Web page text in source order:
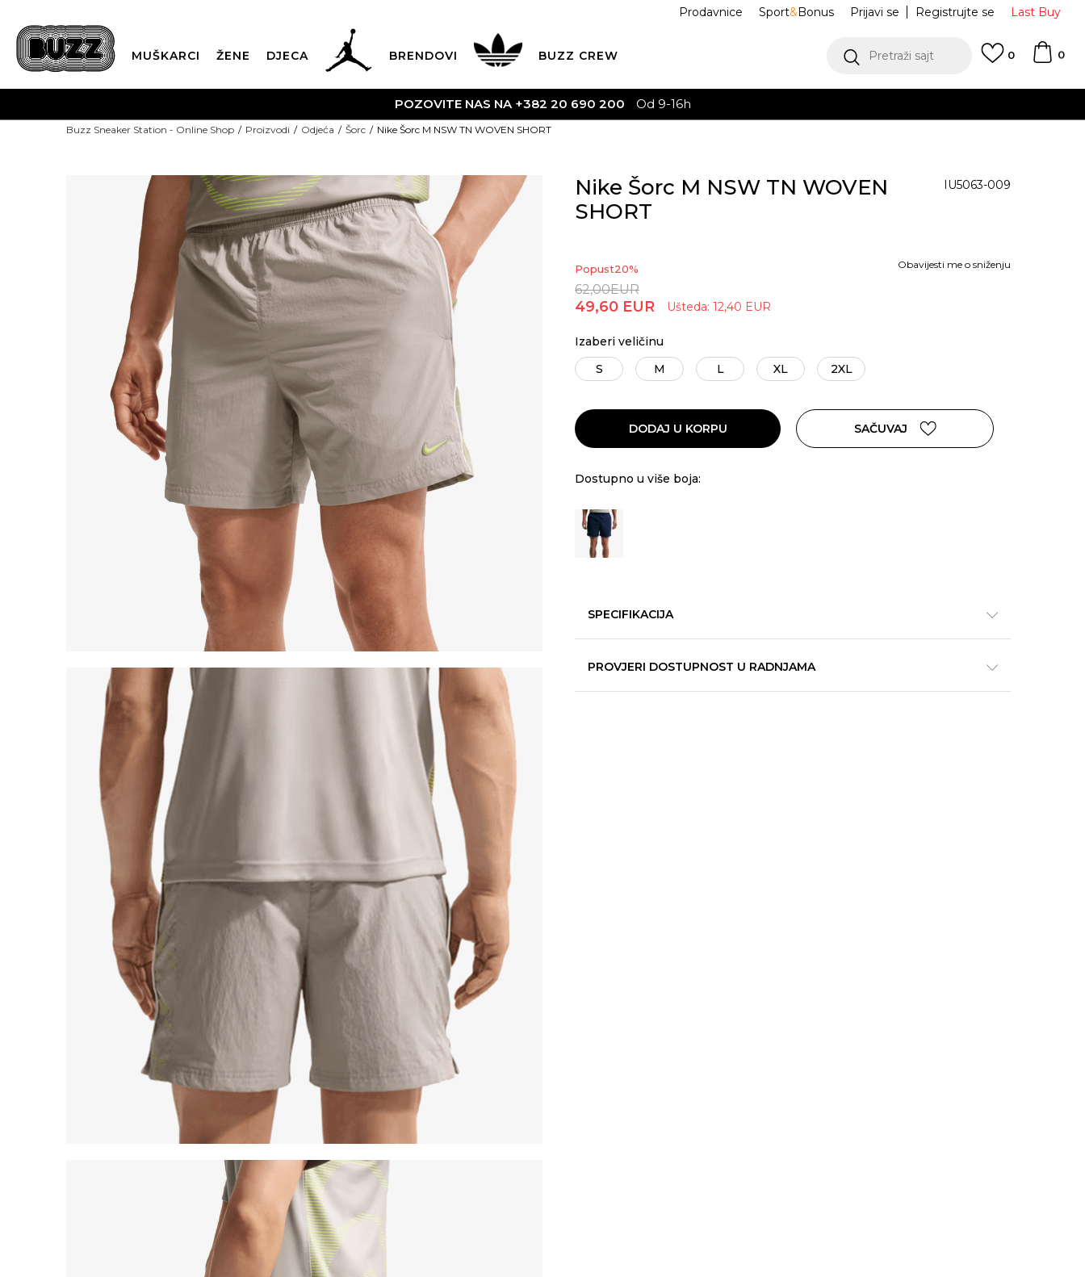
Last Buy
Prijavi se Registrujte se
Prodavnice Sport&Bonus
MUŠKARCI ŽENE DJECA BRENDOVI BUZZ CREW Pretraži sajt 0
0
POZOVITE NAS NA +382 20 690 200 Od 9-16h
Buzz Sneaker Station - Online Shop Proizvodi Odjeća Šorc Nike Šorc M NSW TN WOVEN SHORT
Nike Šorc M NSW TN WOVEN
SHORT
IU5063-009
Popust20%
62,00EUR
49,60 EUR Ušteda: 12,40 EUR
Obavijesti me o sniženju
Izaberi veličinu
S
M L XL 2XL
DODAJ U KORPU SAČUVAJ
Dostupno u više boja:
SPECIFIKACIJA
PROVJERI DOSTUPNOST U RADNJAMA